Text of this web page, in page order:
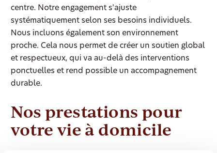
centre. Notre engagement s'ajuste
systématiquement selon ses besoins individuels.
Nous incluons également son environnement
proche. Cela nous permet de créer un soutien global
et respectueux, qui va au-delà des interventions
ponctuelles et rend possible un accompagnement
durable.
Nos prestations pour
votre vie à domicile